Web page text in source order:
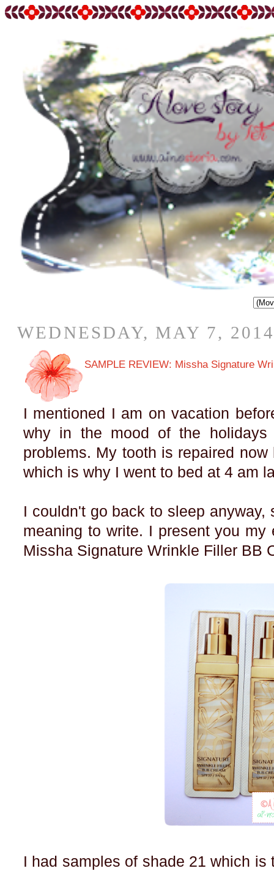
WEDNESDAY, MAY 7,
SAMPLE REVIEW: Missha Signature
I mentioned I am on vacation
why in the mood of the
problems. My tooth is repaired
which is why I went to bed at 4 am
I couldn't go back to sleep
meaning to write. I present you my
Missha Signature Wrinkle Filler BB
I had samples of shade 21 which